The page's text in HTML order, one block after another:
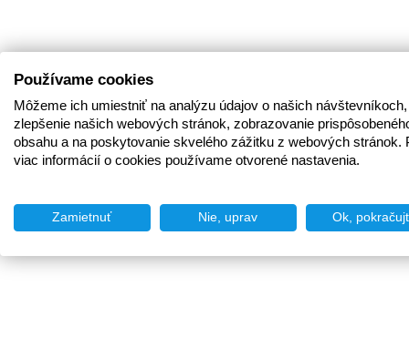
Používame cookies
Môžeme ich umiestniť na analýzu údajov o našich
zlepšenie našich webových stránok, zobrazovanie
obsahu a na poskytovanie skvelého zážitku z webových stránok.
viac informácií o cookies používame otvorené nastavenia.
Zamietnuť Nie, uprav Ok,